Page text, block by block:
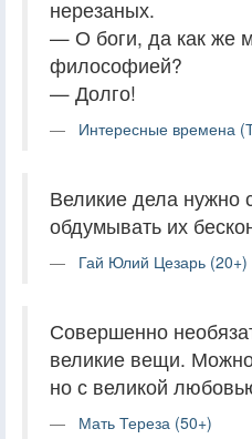
нерезаных.
— О боги, да как же
философией?
— Долго!
Интересные времена
Великие дела нужно
обдумывать их
Гай Юлий Цезарь (20+)
Совершенно
великие вещи.
но с великой
Мать Тереза (50+)